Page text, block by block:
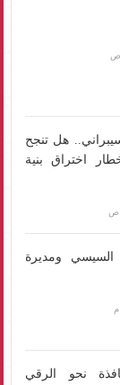
هل تنجح
اختراق بنية
السيسي ومديرة
شارع 306 نافذة نحو الرقي